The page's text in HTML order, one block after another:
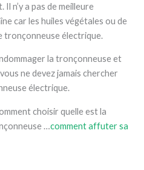
n’y a pas de meilleure
car les huiles végétales ou de
tronçonneuse électrique.
la tronçonneuse et
ne devez jamais chercher
électrique.
choisir quelle est la
…comment affuter sa